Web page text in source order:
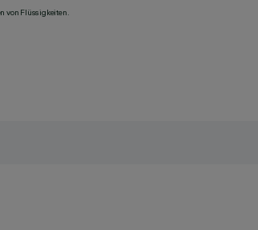
von Flüssigkeiten.